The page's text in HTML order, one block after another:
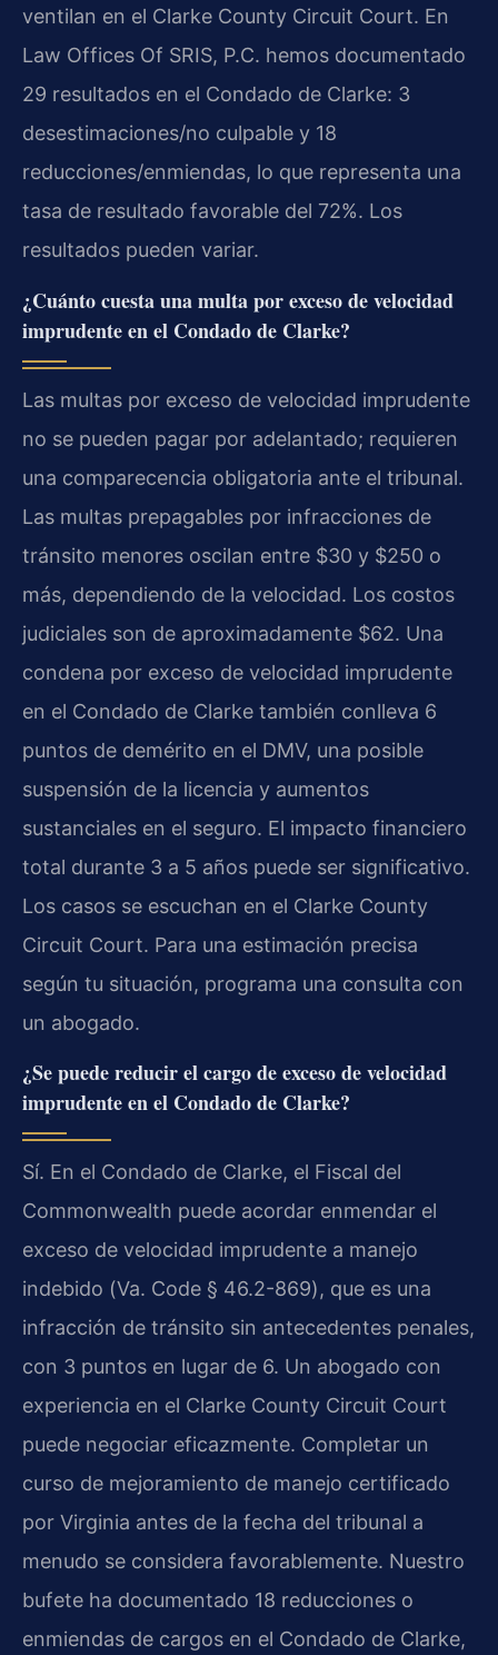
ventilan en el Clarke County Circuit Court. En
Law Offices Of SRIS, P.C. hemos documentado
29 resultados en el Condado de Clarke: 3
desestimaciones/no culpable y 18
reducciones/enmiendas, lo que representa una
tasa de resultado favorable del 72%. Los
resultados pueden variar.
¿Cuánto cuesta una multa por exceso de velocidad
imprudente en el Condado de Clarke?
Las multas por exceso de velocidad imprudente
no se pueden pagar por adelantado; requieren
una comparecencia obligatoria ante el tribunal.
Las multas prepagables por infracciones de
tránsito menores oscilan entre $30 y $250 o
más, dependiendo de la velocidad. Los costos
judiciales son de aproximadamente $62. Una
condena por exceso de velocidad imprudente
en el Condado de Clarke también conlleva 6
puntos de demérito en el DMV, una posible
suspensión de la licencia y aumentos
sustanciales en el seguro. El impacto financiero
total durante 3 a 5 años puede ser significativo.
Los casos se escuchan en el Clarke County
Circuit Court. Para una estimación precisa
según tu situación, programa una consulta con
un abogado.
¿Se puede reducir el cargo de exceso de velocidad
imprudente en el Condado de Clarke?
Sí. En el Condado de Clarke, el Fiscal del
Commonwealth puede acordar enmendar el
exceso de velocidad imprudente a manejo
indebido (Va. Code § 46.2-869), que es una
infracción de tránsito sin antecedentes penales,
con 3 puntos en lugar de 6. Un abogado con
experiencia en el Clarke County Circuit Court
puede negociar eficazmente. Completar un
curso de mejoramiento de manejo certificado
por Virginia antes de la fecha del tribunal a
menudo se considera favorablemente. Nuestro
bufete ha documentado 18 reducciones o
enmiendas de cargos en el Condado de Clarke,